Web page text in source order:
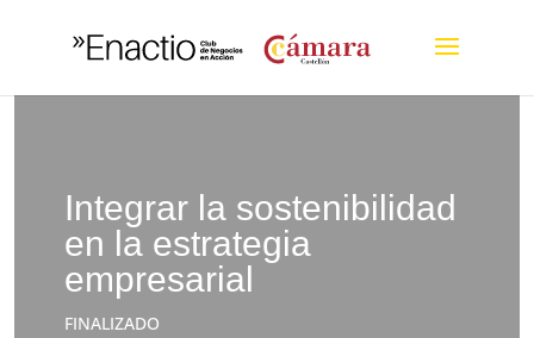
Integrar la sostenibilidad
en la estrategia
empresarial
FINALIZADO